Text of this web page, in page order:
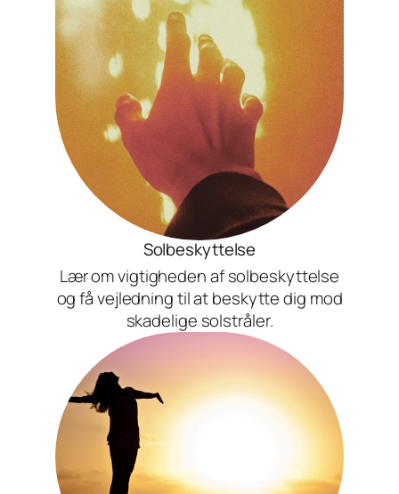
Solbeskyttelse
Lær om vigtigheden af solbeskyttelse
og få vejledning til at beskytte dig mod
skadelige solstråler.